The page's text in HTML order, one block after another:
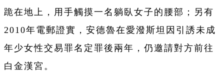
跪在地上，用手觸摸一名躺臥女子的腰部；另有
2010年電郵證實，安德魯在愛潑斯坦因引誘未成
年少女性交易罪名定罪後兩年，仍邀請對方前往
白金漢宮。